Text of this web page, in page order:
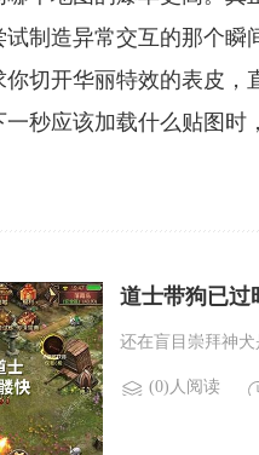
制造异常交互的那个
切开华丽特效的表皮，
秒应该加载什么贴图
道士带狗已过
还在盲目崇拜神
(0)人阅读